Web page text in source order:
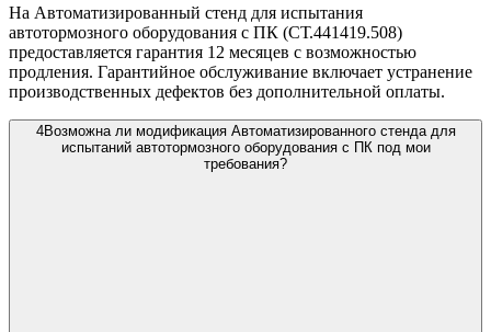
На Автоматизированный стенд для испытания
автотормозного оборудования с ПК (СТ.441419.508)
предоставляется гарантия 12 месяцев с возможностью
продления. Гарантийное обслуживание включает устранение
производственных дефектов без дополнительной оплаты.
4Возможна ли модификация Автоматизированного стенда для
испытаний автотормозного оборудования с ПК под мои
требования?